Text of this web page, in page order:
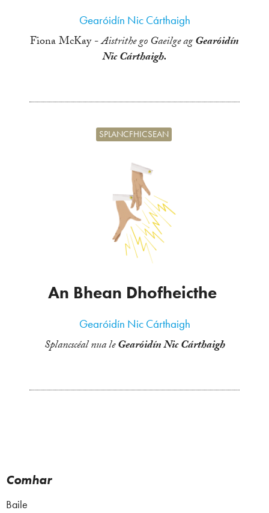
Gearóidín Nic Cárthaigh
Fiona McKay -Aistrithe go Gaeilge agGearóidín
Nic Cárthaigh.
An Bhean Dhofheicthe
SPLANCFHICSEAN
Gearóidín Nic Cárthaigh
Splancscéal nua leGearóidín Nic Cárthaigh
Comhar
Baile